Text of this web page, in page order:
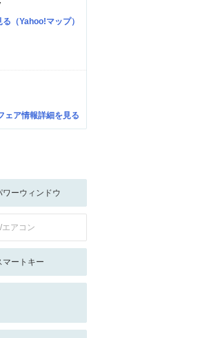
（Yahoo!マップ）
ェア情報詳細を見る
ワーウィンドウ
エアコン
マートキー